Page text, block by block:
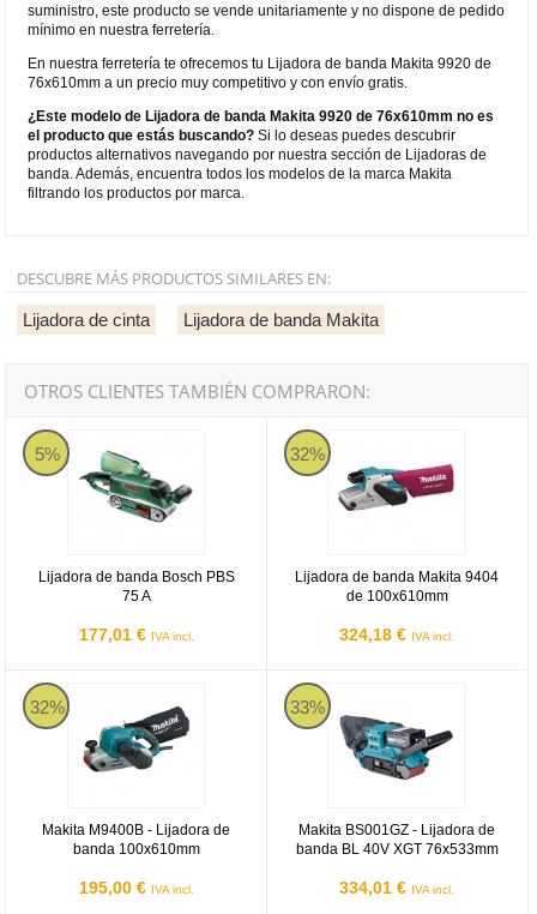
suministro, este producto se vende unitariamente y no dispone de pedido
mínimo en nuestra ferretería.
En nuestra ferretería te ofrecemos tu Lijadora de banda Makita 9920 de
76x610mm a un precio muy competitivo y con envío gratis.
¿Este modelo de Lijadora de banda Makita 9920 de 76x610mm no es
el producto que estás buscando? Si lo deseas puedes descubrir
productos alternativos navegando por nuestra sección de Lijadoras de
banda. Además, encuentra todos los modelos de la marca Makita
filtrando los productos por marca.
DESCUBRE MÁS PRODUCTOS SIMILARES EN:
Lijadora de cinta Lijadora de banda Makita
OTROS CLIENTES TAMBIÉN COMPRARON:
5%
Lijadora de banda Bosch PBS
75 A
177,01 € IVA incl.
Lijadora de banda Bosch PBS 75 A
32%
Lijadora de banda Makita 9404
de 100x610mm
324,18 € IVA incl.
Lijadora de banda Makita 9404
32%
Makita M9400B - Lijadora de
banda 100x610mm
195,00 € IVA incl.
Makita M9400B - Lijadora de banda 100x610mm
33%
Makita BS001GZ - Lijadora de
banda BL 40V XGT 76x533mm
334,01 € IVA incl.
Makita BS001GZ - Lijadora de